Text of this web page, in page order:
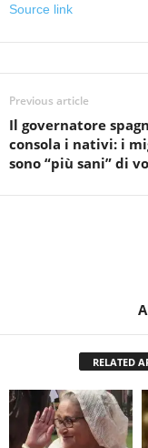
Source link
Previous article
Il governatore
consola i nativi: i
sono “più sani” di
RELATED